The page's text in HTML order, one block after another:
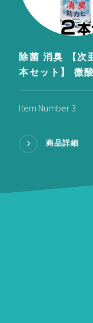
除菌 消臭 【
本セット】 微
Item Number 3
商品詳細